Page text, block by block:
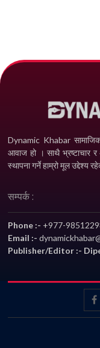
Dynamic Khabar सामाजिक
आवाज हो । साथै भ्रष्टाचार र
स्थापना गर्ने हाम्रो मूल उद्देश्य
सम्पर्क :
Phone :- +977-
Email :-
Publisher/Editor :-